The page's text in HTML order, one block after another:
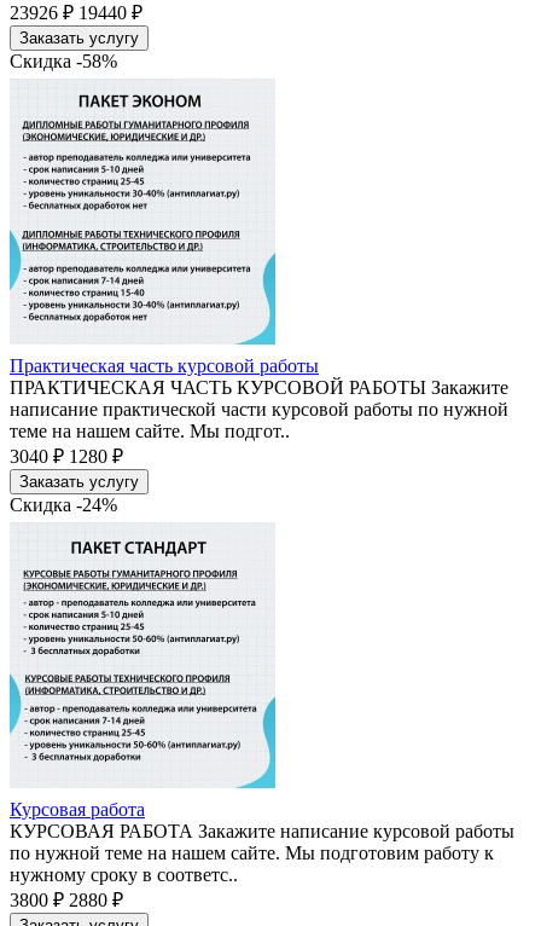
23926 ₽ 19440 ₽
Заказать услугу
Скидка -58%
Практическая часть курсовой работы
ПРАКТИЧЕСКАЯ ЧАСТЬ КУРСОВОЙ РАБОТЫ Закажите
написание практической части курсовой работы по нужной
теме на нашем сайте. Мы подгот..
3040 ₽ 1280 ₽
Заказать услугу
Скидка -24%
Курсовая работа
КУРСОВАЯ РАБОТА Закажите написание курсовой работы
по нужной теме на нашем сайте. Мы подготовим работу к
нужному сроку в соответс..
3800 ₽ 2880 ₽